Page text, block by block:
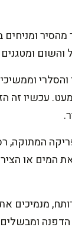
ומניחים
והשום
עכשיו זה
המתוקה,
המים או
מנמיכים